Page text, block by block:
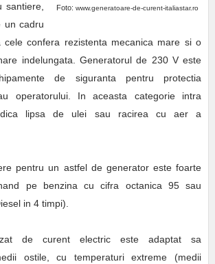
Foto:www.generatoare-de-curent-italiastar.ro
santiere,
un cadru
cele confera rezistenta mecanica mare si o
indelungata. Generatorul de 230 V este
de siguranta pentru protectia
operatorului. In aceasta categorie intra
lipsa de ulei sau racirea cu aer a
pentru un astfel de generator este foarte
pe benzina cu cifra octanica 95 sau
in 4 timpi).
de curent electric este adaptat sa
ostile, cu temperaturi extreme (medii